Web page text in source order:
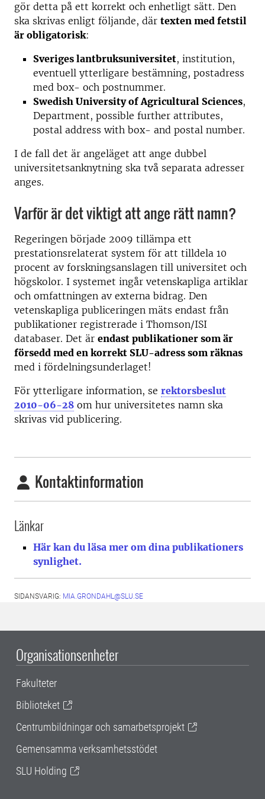
gör detta på ett korrekt och enhetligt sätt. Den
ska skrivas enligt följande, där texten med fetstil
är obligatorisk:
Sveriges lantbruksuniversitet, institution,
eventuell ytterligare bestämning, postadress
med box- och postnummer.
Swedish University of Agricultural Sciences,
Department, possible further attributes,
postal address with box- and postal number.
I de fall det är angeläget att ange dubbel
universitetsanknytning ska två separata adresser
anges.
Varför är det viktigt att ange rätt namn?
Regeringen började 2009 tillämpa ett
prestationsrelaterat system för att tilldela 10
procent av forskningsanslagen till universitet och
högskolor. I systemet ingår vetenskapliga artiklar
och omfattningen av externa bidrag. Den
vetenskapliga publiceringen mäts endast från
publikationer registrerade i Thomson/ISI
databaser. Det är endast publikationer som är
försedd med en korrekt SLU-adress som räknas
med i fördelningsunderlaget!
För ytterligare information, se rektorsbeslut
2010-06-28 om hur universitetes namn ska
skrivas vid publicering.
Kontaktinformation
Länkar
Här kan du läsa mer om dina publikationers
synlighet.
SIDANSVARIG: MIA.GRONDAHL@SLU.SE
Organisationsenheter
Fakulteter
Biblioteket
Centrumbildningar och samarbetsprojekt
Gemensamma verksamhetsstödet
SLU Holding